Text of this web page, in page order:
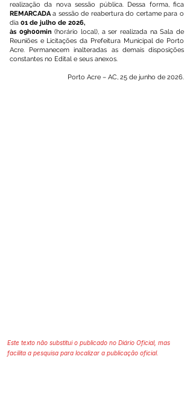
realização da nova sessão pública. Dessa forma, fica
REMARCADAa sessão de reabertura do certame para o
dia 01 de julho de 2026,
às 09h00min (horário local), a ser realizada na Sala de
Reuniões e Licitações da Prefeitura Municipal de Porto
Acre. Permanecem inalteradas as demais disposições
constantes no Edital e seus anexos.
Porto Acre – AC, 25 de junho de 2026.
Este texto não substitui o publicado no Diário Oficial, mas
facilita a pesquisa para localizar a publicação oficial.